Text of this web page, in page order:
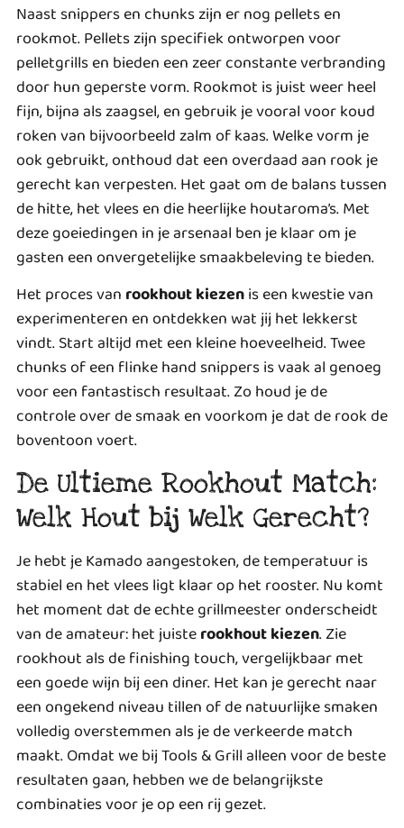
Naast snippers en chunks zijn er nog pellets en
rookmot. Pellets zijn specifiek ontworpen voor
pelletgrills en bieden een zeer constante verbranding
door hun geperste vorm. Rookmot is juist weer heel
fijn, bijna als zaagsel, en gebruik je vooral voor koud
roken van bijvoorbeeld zalm of kaas. Welke vorm je
ook gebruikt, onthoud dat een overdaad aan rook je
gerecht kan verpesten. Het gaat om de balans tussen
de hitte, het vlees en die heerlijke houtaroma’s. Met
deze goeiedingen in je arsenaal ben je klaar om je
gasten een onvergetelijke smaakbeleving te bieden.
Het proces van rookhout kiezenis een kwestie van
experimenteren en ontdekken wat jij het lekkerst
vindt. Start altijd met een kleine hoeveelheid. Twee
chunks of een flinke hand snippers is vaak al genoeg
voor een fantastisch resultaat. Zo houd je de
controle over de smaak en voorkom je dat de rook de
boventoon voert.
De Ultieme Rookhout Match:
Welk Hout bij Welk Gerecht?
Je hebt je Kamado aangestoken, de temperatuur is
stabiel en het vlees ligt klaar op het rooster. Nu komt
het moment dat de echte grillmeester onderscheidt
van de amateur: het juisterookhout kiezen. Zie
rookhout als de finishing touch, vergelijkbaar met
een goede wijn bij een diner. Het kan je gerecht naar
een ongekend niveau tillen of de natuurlijke smaken
volledig overstemmen als je de verkeerde match
maakt. Omdat we bij Tools & Grill alleen voor de beste
resultaten gaan, hebben we de belangrijkste
combinaties voor je op een rij gezet.